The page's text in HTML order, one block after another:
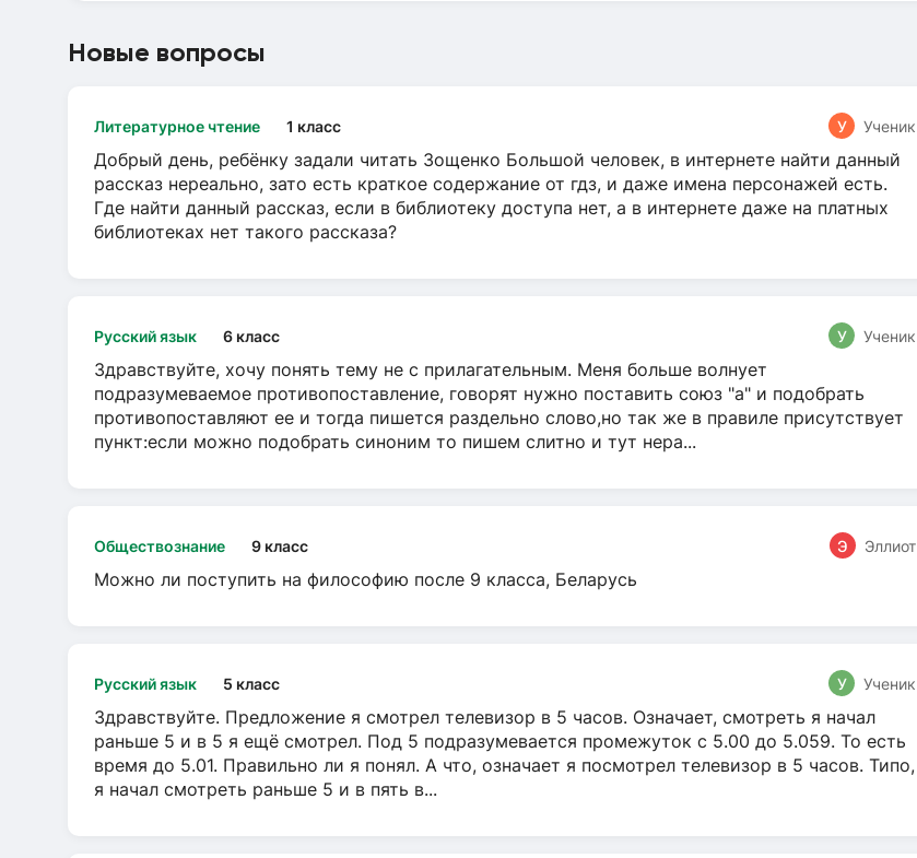
Новые вопросы
Литературное чтение 1 класс У Ученик
Добрый день, ребёнку задали читать Зощенко Большой человек, в интернете найти данный
рассказ нереально, зато есть краткое содержание от гдз, и даже имена персонажей есть.
Где найти данный рассказ, если в библиотеку доступа нет, а в интернете даже на платных
библиотеках нет такого рассказа?
Русский язык 6 класс У Ученик
Здравствуйте, хочу понять тему не с прилагательным. Меня больше волнует
подразумеваемое противопоставление, говорят нужно поставить союз "а" и подобрать
противопоставляют ее и тогда пишется раздельно слово,но так же в правиле присутствует
пункт:если можно подобрать синоним то пишем слитно и тут нера...
Обществознание 9 класс Э Эллиот
Можно ли поступить на философию после 9 класса, Беларусь
Русский язык 5 класс У Ученик
Здравствуйте. Предложение я смотрел телевизор в 5 часов. Означает, смотреть я начал
раньше 5 и в 5 я ещё смотрел. Под 5 подразумевается промежуток с 5.00 до 5.059. То есть
время до 5.01. Правильно ли я понял. А что, означает я посмотрел телевизор в 5 часов. Типо,
я начал смотреть раньше 5 и в пять в...